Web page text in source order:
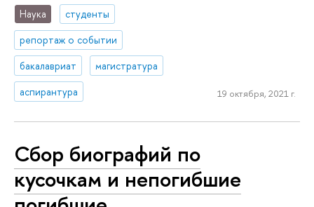
Наука
студенты
репортаж о событии
бакалавриат
магистратура
аспирантура
19 октября, 2021 г.
Сбор биографий по
кусочкам и непогибшие